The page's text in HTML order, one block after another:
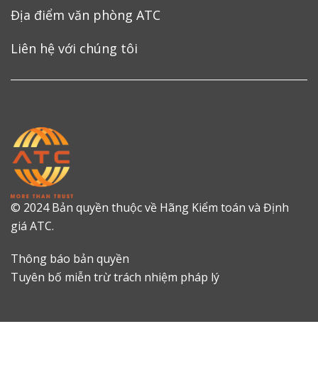
Địa điểm văn phòng ATC
Liên hệ với chúng tôi
© 2024 Bản quyền thuộc về Hãng Kiểm toán và Định
giá ATC.
Thông báo bản quyền
Tuyên bố miễn trừ trách nhiệm pháp lý